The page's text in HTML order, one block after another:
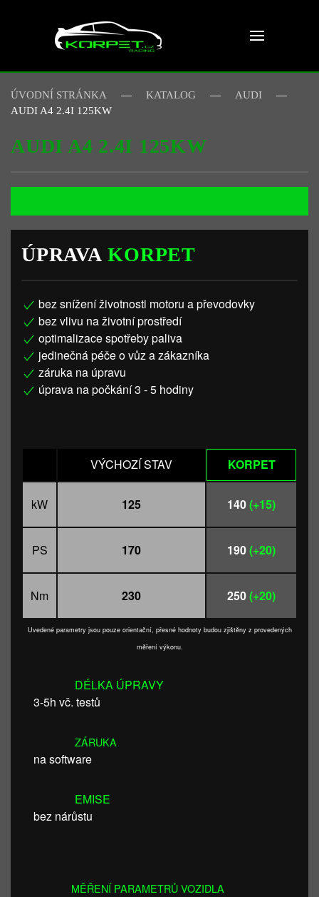
Skip to main content
ÚVODNÍ STRÁNKA KATALOG
AUDI
AUDI A4 2.4I 125KW
AUDI A4 2.4I 125KW
ÚPRAVAKORPET
bez snížení životnosti motoru a převodovky
bez vlivu na životní prostředí
optimalizace spotřeby paliva
jedinečná péče o vůz a zákazníka
záruka na úpravu
úprava na počkání 3 - 5 hodiny
VÝCHOZÍ STAV KORPET
kW 125 140(+15)
PS 170 190(+20)
Nm 230 250(+20)
Uvedené parametry jsou pouze orientační, přesné hodnoty budou zjištěny z provedených
měření výkonu.
DÉLKA ÚPRAVY
3-5h vč. testů
ZÁRUKA
na software
EMISE
bez nárůstu
MĚŘENÍ PARAMETRŮ VOZIDLA